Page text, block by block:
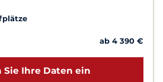
ab 4 390 €
Sie Ihre Daten ein